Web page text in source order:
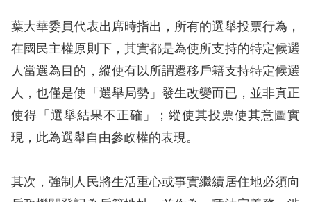
申
訴
權
資
料
無
葉大華委員代表出席時指出，所有的選舉投票行為，
在國民主權原則下，其實都是為使所支持的特定候選
人當選為目的，縱使有以所謂遷移戶籍支持特定候選
人，也僅是使「選舉局勢」發生改變而已，並非真正
使得「選舉結果不正確」；縱使其投票使其意圖實
現，此為選舉自由參政權的表現。
其次，強制人民將生活重心或事實繼續居住地必須向